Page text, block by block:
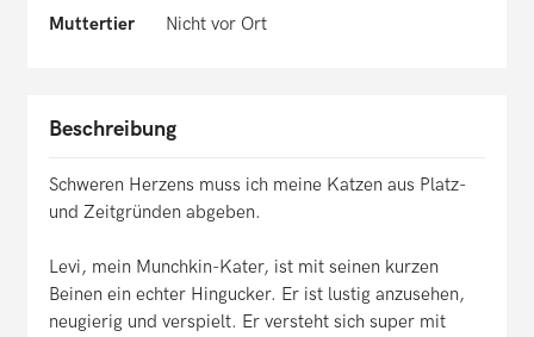
Muttertier
Nicht vor Ort
Beschreibung
Schweren Herzens muss ich meine Katzen aus Platz-
und Zeitgründen abgeben.
Levi, mein Munchkin-Kater, ist mit seinen kurzen
Beinen ein echter Hingucker. Er ist lustig anzusehen,
neugierig und verspielt. Er versteht sich super mit